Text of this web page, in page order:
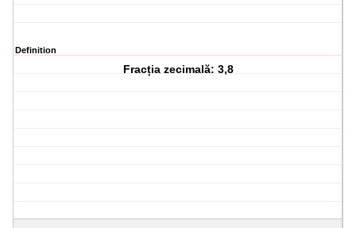
Definition
Fracția zecimală: 3,8